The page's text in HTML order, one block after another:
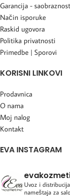
Garancija - saobraznost
Način isporuke
Raskid ugovora
Politika privatnosti
Primedbe | Sporovi
KORISNI LINKOVI
Prodavnica
O nama
Moj nalog
Kontakt
EVA INSTAGRAM
Uvoz i
nameštaja za